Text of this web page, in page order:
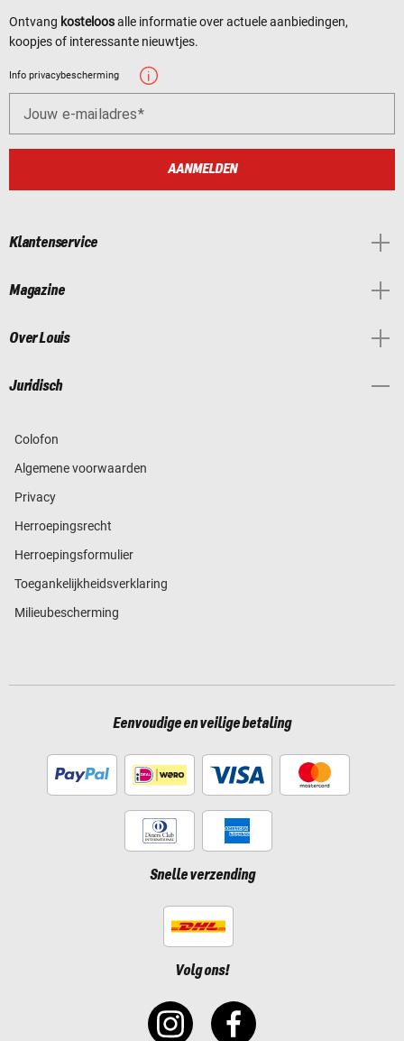
Ontvang kosteloosalle informatie over actuele aanbiedingen,
koopjes of interessante nieuwtjes.
Info privacybescherming
Jouw e-mailadres
AANMELDEN
Klantenservice
Magazine
Over Louis
Juridisch
Colofon
Algemene voorwaarden
Privacy
Herroepingsrecht
Herroepingsformulier
Toegankelijkheidsverklaring
Milieubescherming
Eenvoudige en veilige betaling
Snelle verzending
Volg ons!